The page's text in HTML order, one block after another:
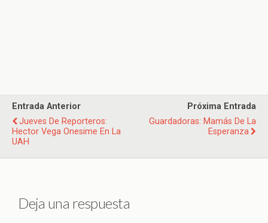
Entrada Anterior
Jueves De Reporteros:
Hector Vega Onesime En La
UAH
Próxima Entrada
Guardadoras: Mamás De La
Esperanza
Deja una respuesta